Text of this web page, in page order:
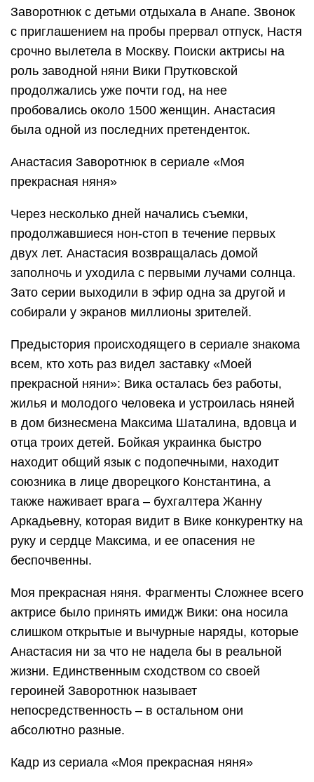
Заворотнюк с детьми отдыхала в Анапе. Звонок
с приглашением на пробы прервал отпуск, Настя
срочно вылетела в Москву. Поиски актрисы на
роль заводной няни Вики Прутковской
продолжались уже почти год, на нее
пробовались около 1500 женщин. Анастасия
была одной из последних претенденток.
Анастасия Заворотнюк в сериале «Моя
прекрасная няня»
Через несколько дней начались съемки,
продолжавшиеся нон-стоп в течение первых
двух лет. Анастасия возвращалась домой
заполночь и уходила с первыми лучами солнца.
Зато серии выходили в эфир одна за другой и
собирали у экранов миллионы зрителей.
Предыстория происходящего в сериале знакома
всем, кто хоть раз видел заставку «Моей
прекрасной няни»: Вика осталась без работы,
жилья и молодого человека и устроилась няней
в дом бизнесмена Максима Шаталина, вдовца и
отца троих детей. Бойкая украинка быстро
находит общий язык с подопечными, находит
союзника в лице дворецкого Константина, а
также наживает врага – бухгалтера Жанну
Аркадьевну, которая видит в Вике конкурентку на
руку и сердце Максима, и ее опасения не
беспочвенны.
Моя прекрасная няня. Фрагменты Сложнее всего
актрисе было принять имидж Вики: она носила
слишком открытые и вычурные наряды, которые
Анастасия ни за что не надела бы в реальной
жизни. Единственным сходством со своей
героиней Заворотнюк называет
непосредственность – в остальном они
абсолютно разные.
Кадр из сериала «Моя прекрасная няня»